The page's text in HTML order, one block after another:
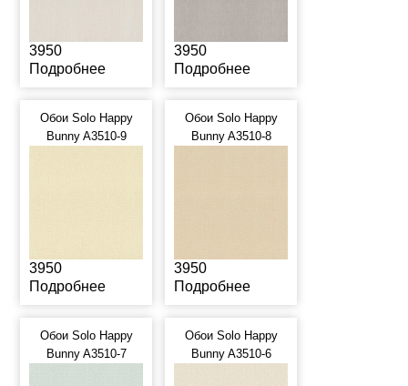
3950
Подробнее
3950
Подробнее
Обои Solo Happy
Bunny A3510-9
3950
Подробнее
Обои Solo Happy
Bunny A3510-8
3950
Подробнее
Обои Solo Happy
Bunny A3510-7
Обои Solo Happy
Bunny A3510-6